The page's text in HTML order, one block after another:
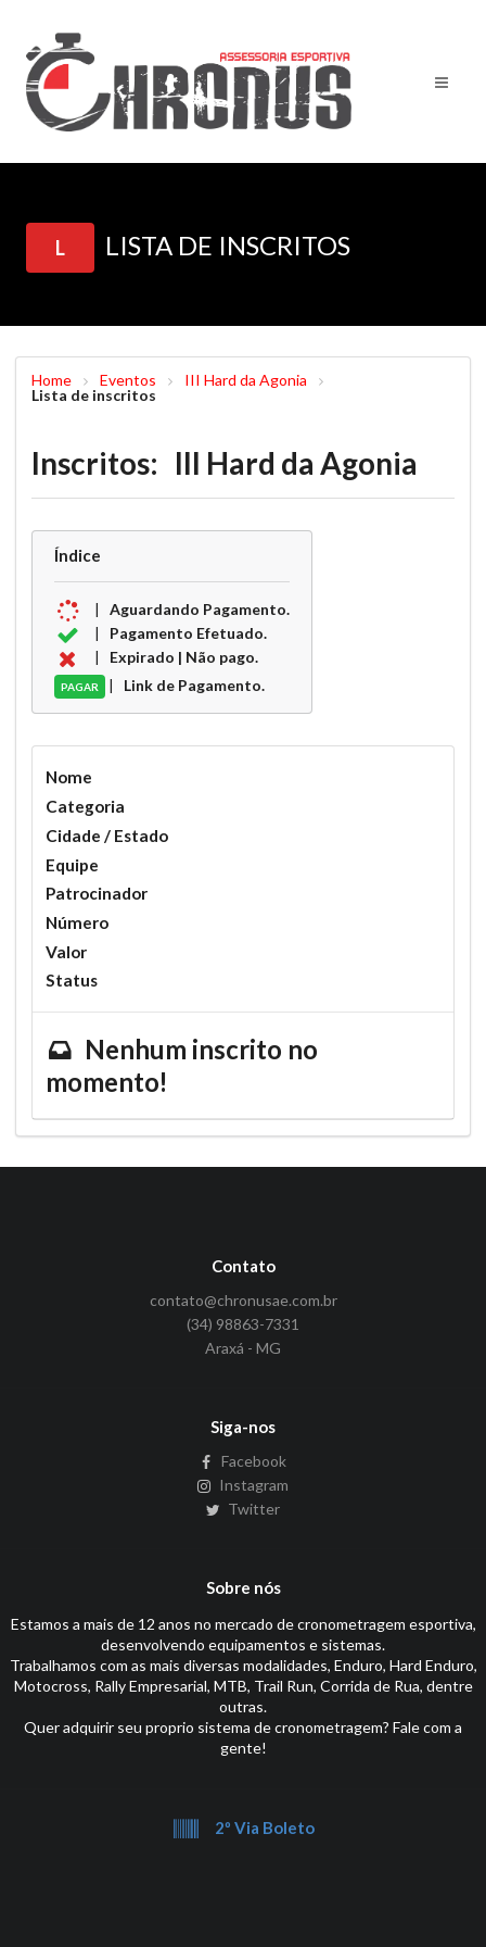
L LISTA DE INSCRITOS
Home Eventos
III Hard da Agonia
Lista de inscritos
Inscritos: III Hard da Agonia
Índice
|Aguardando Pagamento.
| Pagamento Efetuado.
| Expirado | Não pago.
PAGAR | Link de Pagamento.
Nome
Categoria
Cidade / Estado
Equipe
Patrocinador
Número
Valor
Status
Nenhum inscrito no
momento!
Contato
contato@chronusae.com.br
(34) 98863-7331
Araxá - MG
Siga-nos
Facebook
Instagram
Twitter
Sobre nós
Estamos a mais de 12 anos no mercado de cronometragem esportiva,
desenvolvendo equipamentos e sistemas.
Trabalhamos com as mais diversas modalidades, Enduro, Hard Enduro,
Motocross, Rally Empresarial, MTB, Trail Run, Corrida de Rua, dentre
outras.
Quer adquirir seu proprio sistema de cronometragem? Fale com a
gente!
2º Via Boleto